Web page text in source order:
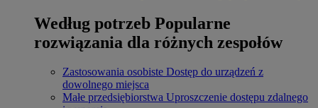
Według potrzeb Popularne
rozwiązania dla różnych zespołów
Zastosowania osobiste Dostęp do urządzeń z
dowolnego miejsca
Małe przedsiębiorstwa Uproszczenie dostępu zdalnego